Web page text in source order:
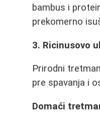
bambus i
prekomerno
3. Ricinusovo
Prirodni
pre spavanja i
Domaći